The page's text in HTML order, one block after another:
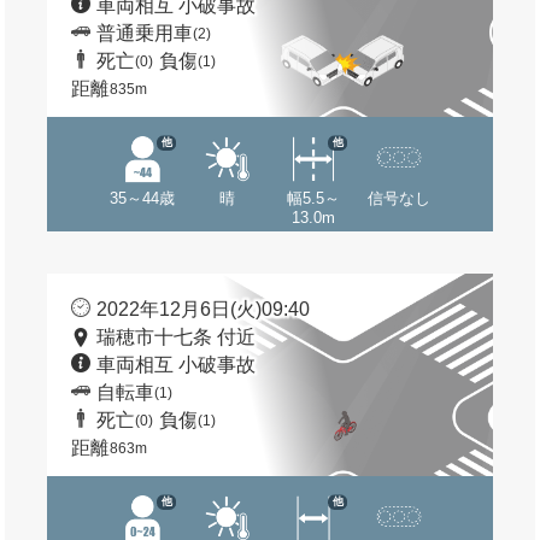
車両相互 小破事故
普通乗用車(2)
死亡(0) 負傷(1)
距離835m
35～44歳
他
晴
幅5.5～
13.0m
他
信号なし
2022年12月6日(火)09:40
瑞穂市十七条 付近
車両相互 小破事故
自転車(1)
死亡(0) 負傷(1)
距離863m
他 他